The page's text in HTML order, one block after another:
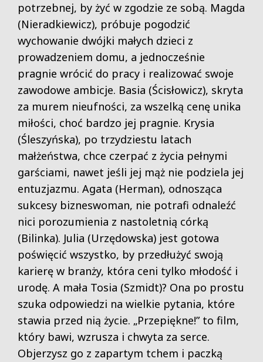
potrzebnej, by żyć w zgodzie ze sobą. Magda
(Nieradkiewicz), próbuje pogodzić
wychowanie dwójki małych dzieci z
prowadzeniem domu, a jednocześnie
pragnie wrócić do pracy i realizować swoje
zawodowe ambicje. Basia (Ścisłowicz), skryta
za murem nieufności, za wszelką cenę unika
miłości, choć bardzo jej pragnie. Krysia
(Śleszyńska), po trzydziestu latach
małżeństwa, chce czerpać z życia pełnymi
garściami, nawet jeśli jej mąż nie podziela jej
entuzjazmu. Agata (Herman), odnosząca
sukcesy bizneswoman, nie potrafi odnaleźć
nici porozumienia z nastoletnią córką
(Bilinka). Julia (Urzędowska) jest gotowa
poświęcić wszystko, by przedłużyć swoją
karierę w branży, która ceni tylko młodość i
urodę. A mała Tosia (Szmidt)? Ona po prostu
szuka odpowiedzi na wielkie pytania, które
stawia przed nią życie. „Przepiękne!” to film,
który bawi, wzrusza i chwyta za serce.
Objerzysz go z zapartym tchem i paczką